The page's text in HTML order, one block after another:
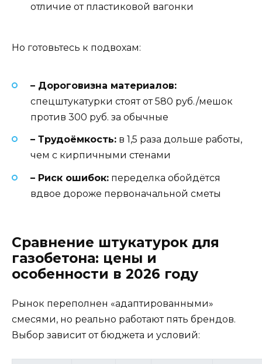
отличие от пластиковой вагонки
Но готовьтесь к подвохам:
– Дороговизна материалов:
спецштукатурки стоят от 580 руб./мешок
против 300 руб. за обычные
– Трудоёмкость: в 1,5 раза дольше работы,
чем с кирпичными стенами
– Риск ошибок: переделка обойдётся
вдвое дороже первоначальной сметы
Сравнение штукатурок для
газобетона: цены и
особенности в 2026 году
Рынок переполнен «адаптированными»
смесями, но реально работают пять брендов.
Выбор зависит от бюджета и условий: